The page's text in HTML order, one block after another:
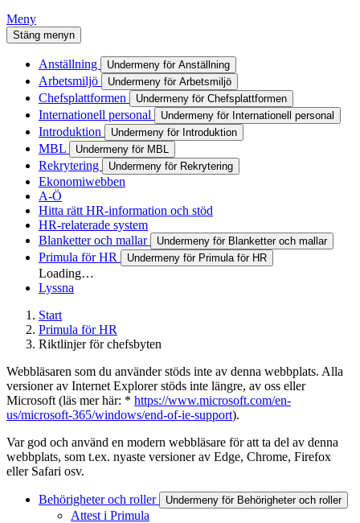
Meny
Stäng menyn
Anställning Undermeny för Anställning
Arbetsmiljö Undermeny för Arbetsmiljö
Chefsplattformen Undermeny för Chefsplattformen
Internationell personal Undermeny för Internationell personal
Introduktion Undermeny för Introduktion
MBL Undermeny för MBL
Rekrytering Undermeny för Rekrytering
Ekonomiwebben
A-Ö
Hitta rätt HR-information och stöd
HR-relaterade system
Blanketter och mallar
Undermeny för Blanketter och mallar
Primula för HR Undermeny för Primula för HR
Loading…
Lyssna
Start
Primula för HR
Riktlinjer för chefsbyten
Webbläsaren som du använder stöds inte av denna webbplats. Alla
versioner av Internet Explorer stöds inte längre, av oss eller
Microsoft (läs mer här: * https://www.microsoft.com/en-
us/microsoft-365/windows/end-of-ie-support).
Var god och använd en modern webbläsare för att ta del av denna
webbplats, som t.ex. nyaste versioner av Edge, Chrome, Firefox
eller Safari osv.
Behörigheter och roller Undermeny för Behörigheter och roller
Attest i Primula